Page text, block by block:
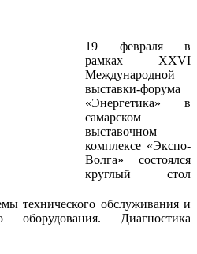
19 февраля в
рамках XXVI
Международной
выставки-форума
«Энергетика» в
самарском
выставочном
комплексе «Экспо-
Волга» состоялся
круглый стол
технического обслуживания и
оборудования. Диагностика